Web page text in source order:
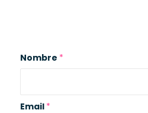
Nombre *
Email *